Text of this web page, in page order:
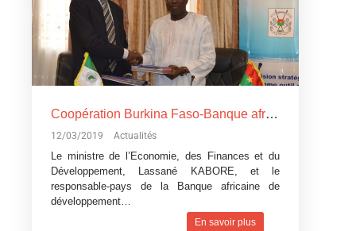
Coopération Burkina Faso-Banque africaine de développement: La Banque africaine de développement accorde trois
12/03/2019 Actualités
Le ministre de l’Economie, des Finances et du
Développement, Lassané KABORE, et le
responsable-pays de la Banque africaine de
développement…
En savoir plus